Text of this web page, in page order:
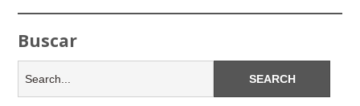
Buscar